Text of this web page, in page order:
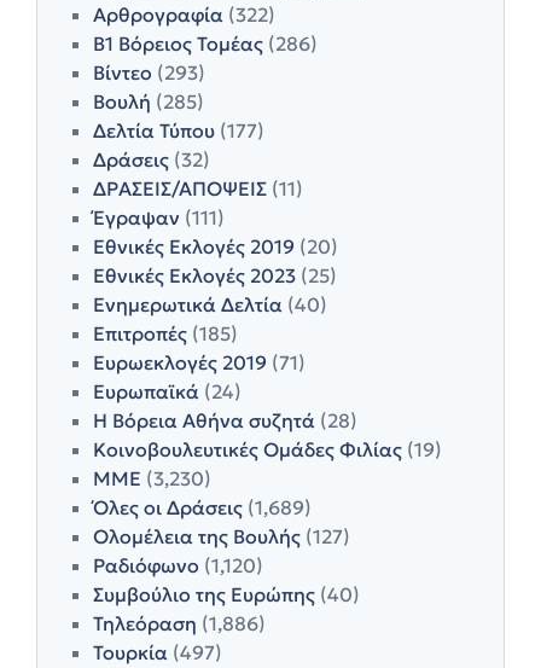
Αρθρογραφία (322)
Β1 Βόρειος Τομέας (286)
Βίντεο (293)
Βουλή (285)
Δελτία Τύπου (177)
Δράσεις (32)
ΔΡΑΣΕΙΣ/ΑΠΟΨΕΙΣ (11)
Έγραψαν (111)
Εθνικές Εκλογές 2019 (20)
Εθνικές Εκλογές 2023 (25)
Ενημερωτικά Δελτία (40)
Επιτροπές (185)
Ευρωεκλογές 2019 (71)
Ευρωπαϊκά (24)
Η Βόρεια Αθήνα συζητά (28)
Κοινοβουλευτικές Ομάδες Φιλίας (19)
ΜΜΕ (3,230)
Όλες οι Δράσεις (1,689)
Ολομέλεια της Βουλής (127)
Ραδιόφωνο (1,120)
Συμβούλιο της Ευρώπης (40)
Τηλεόραση (1,886)
Τουρκία (497)